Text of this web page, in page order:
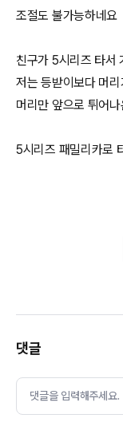
조절도 불가능하네요
친구가 5시리즈 타서
저는 등받이보다 머
머리만 앞으로 튀어
5시리즈 패밀리카로
댓글
댓글을 입력해주세요.